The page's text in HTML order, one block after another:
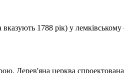
1788 рік) у лемківському
Дерев'яна церква